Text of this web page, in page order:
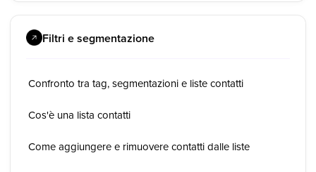
Filtri e segmentazione
Confronto tra tag, segmentazioni e liste contatti
Cos'è una lista contatti
Come aggiungere e rimuovere contatti dalle liste